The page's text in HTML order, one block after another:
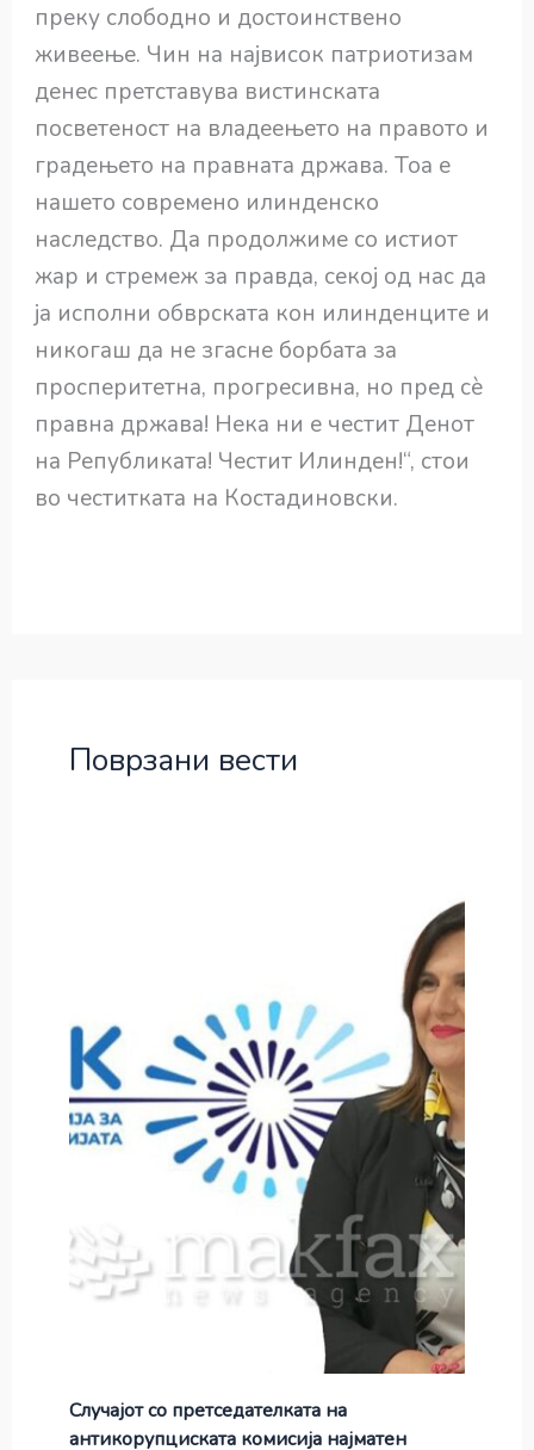
преку слободно и достоинствено
живеење. Чин на највисок патриотизам
денес претставува вистинската
посветеност на владеењето на правото и
градењето на правната држава. Тоа е
нашето современо илинденско
наследство. Да продолжиме со истиот
жар и стремеж за правда, секој од нас да
ја исполни обврската кон илинденците и
никогаш да не згасне борбата за
просперитетна, прогресивна, но пред сè
правна држава! Нека ни е честит Денот
на Републиката! Честит Илинден!“, стои
во честитката на Костадиновски.
Поврзани вести
Случајот со претседателката на
антикорупциската комисија најматен